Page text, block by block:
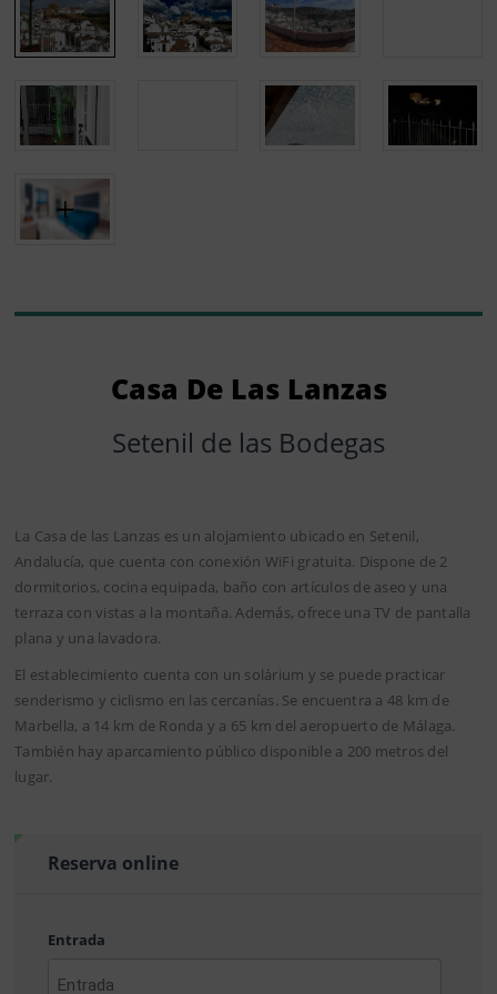
Casa De Las Lanzas
Setenil de las Bodegas
La Casa de las Lanzas es un alojamiento ubicado en Setenil,
Andalucía, que cuenta con conexión WiFi gratuita. Dispone de 2
dormitorios, cocina equipada, baño con artículos de aseo y una
terraza con vistas a la montaña. Además, ofrece una TV de pantalla
plana y una lavadora.
El establecimiento cuenta con un solárium y se puede practicar
senderismo y ciclismo en las cercanías. Se encuentra a 48 km de
Marbella, a 14 km de Ronda y a 65 km del aeropuerto de Málaga.
También hay aparcamiento público disponible a 200 metros del
lugar.
Reserva online
Entrada